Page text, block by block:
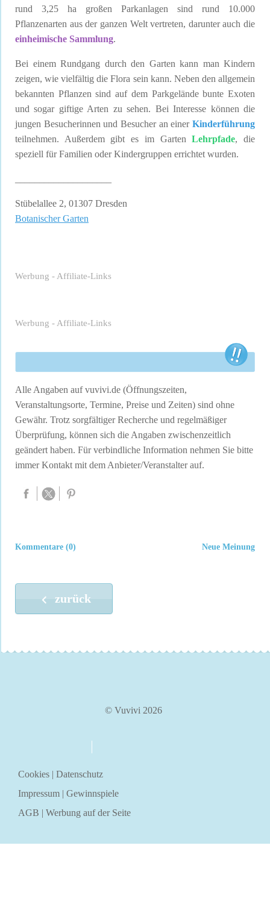
rund 3,25 ha großen Parkanlagen sind rund 10.000
Pflanzenarten aus der ganzen Welt vertreten, darunter auch die
einheimische Sammlung.
Bei einem Rundgang durch den Garten kann man Kindern
zeigen, wie vielfältig die Flora sein kann. Neben den allgemein
bekannten Pflanzen sind auf dem Parkgelände bunte Exoten
und sogar giftige Arten zu sehen. Bei Interesse können die
jungen Besucherinnen und Besucher an einer Kinderführung
teilnehmen. Außerdem gibt es im GartenLehrpfade, die
speziell für Familien oder Kindergruppen errichtet wurden.
Stübelallee 2, 01307 Dresden
Botanischer Garten
Werbung - Affiliate-Links
Werbung - Affiliate-Links
Alle Angaben auf vuvivi.de (Öffnungszeiten,
Veranstaltungsorte, Termine, Preise und Zeiten) sind ohne
Gewähr. Trotz sorgfältiger Recherche und regelmäßiger
Überprüfung, können sich die Angaben zwischenzeitlich
geändert haben. Für verbindliche Information nehmen Sie bitte
immer Kontakt mit dem Anbieter/Veranstalter auf.
Neue Meinung
Kommentare (0)
zurück
© Vuvivi 2026
Cookies | Datenschutz
Impressum | Gewinnspiele
AGB | Werbung auf der Seite